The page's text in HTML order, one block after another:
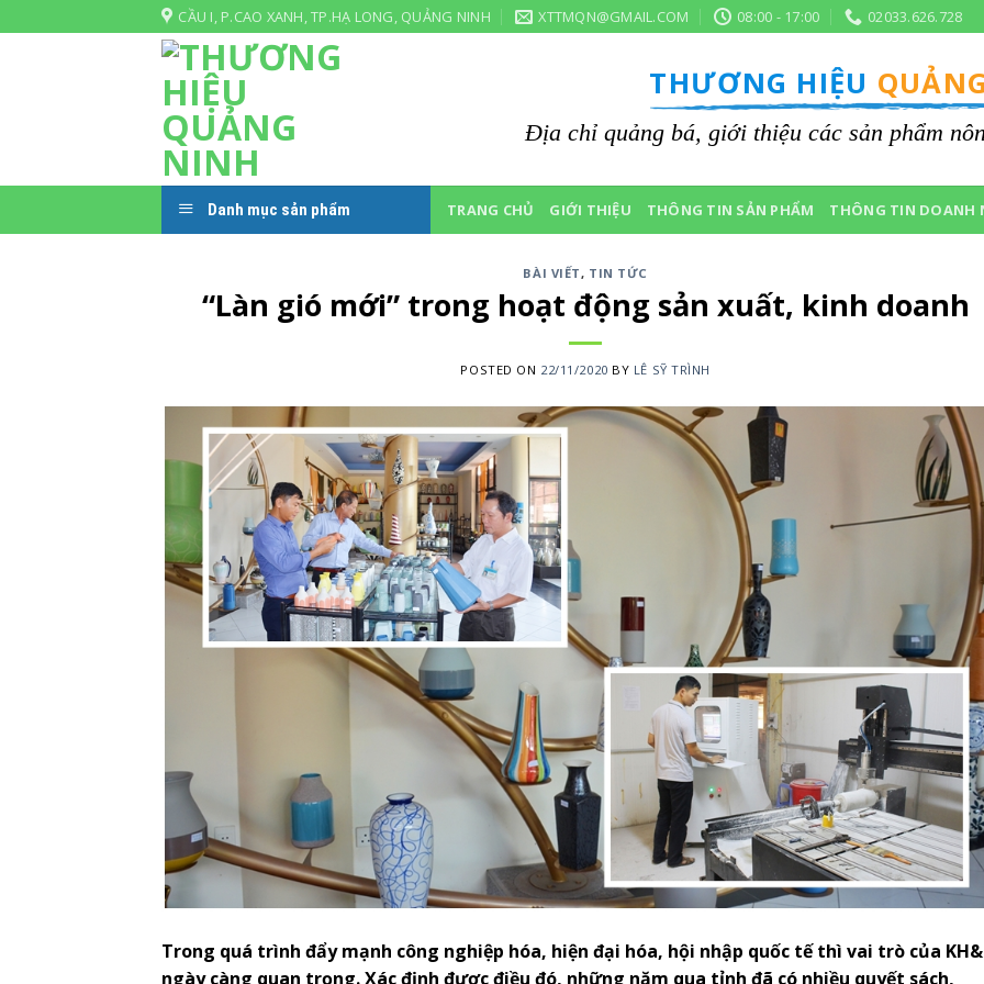
to
CẦU I, P.CAO XANH, TP.HẠ LONG, QUẢNG NINH XTTMQN@GMAIL.COM 08:00 - 17:00 02033.626.728
THƯƠNG HIỆU
Địa chỉ quảng bá, giới thiệu các sản phẩm
Danh mục sản phẩm TRANG CHỦ GIỚI THIỆU THÔNG TIN SẢN PHẨM THÔNG TIN DOANH
BÀI VIẾT, TIN TỨC
“Làn gió mới” trong hoạt động sản xuất, kinh doanh
POSTED ON 22/11/2020 BY LÊ SỸ TRÌNH
Trong quá trình đẩy mạnh công nghiệp hóa, hiện đại hóa, hội nhập quốc tế thì vai trò của
ngày càng quan trọng. Xác định được điều đó, những năm qua tỉnh đã có nhiều quyết sách,